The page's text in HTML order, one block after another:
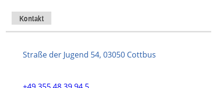
Kontakt
Straße der Jugend 54, 03050 Cottbus